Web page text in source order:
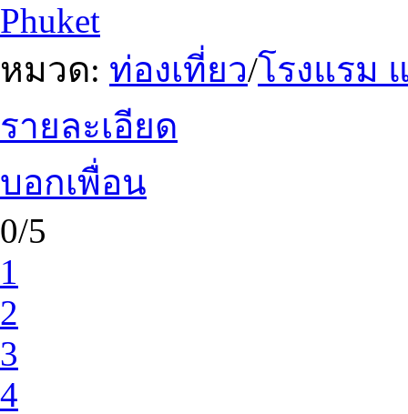
Phuket
หมวด: ท่องเที่ยว/โรงแรม
รายละเอียด
บอกเพื่อน
0/5
1
2
3
4